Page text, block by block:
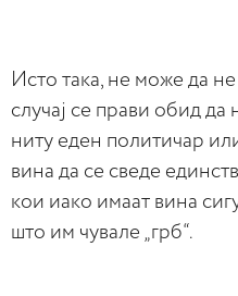
Исто така, не може да
случај се прави обид
ниту еден политичар
вина да се сведе
кои иако имаат вина
што им чувале „грб“.